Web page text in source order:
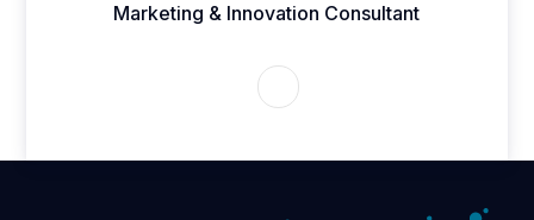
Marketing & Innovation Consultant